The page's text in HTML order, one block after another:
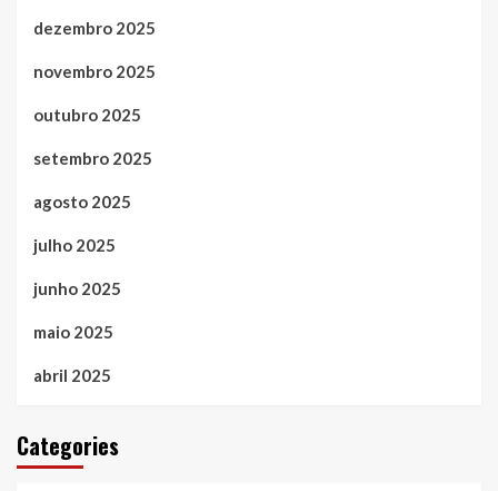
dezembro 2025
novembro 2025
outubro 2025
setembro 2025
agosto 2025
julho 2025
junho 2025
maio 2025
abril 2025
Categories